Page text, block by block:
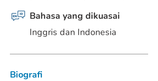
Bahasa yang dikuasai
Inggris dan Indonesia
Biografi